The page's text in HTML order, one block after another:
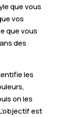
que vous
vos
que vous
des
les
on les
est